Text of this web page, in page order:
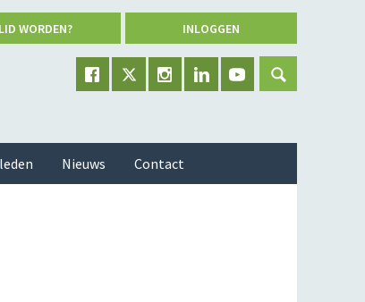
LID WORDEN? INLOGGEN
Nieuws Contact